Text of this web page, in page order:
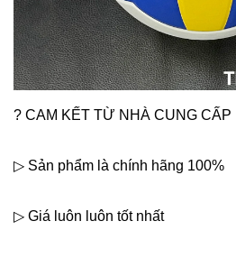
? CAM KẾT TỪ NHÀ CUNG CẤP
▷ Sản phẩm là chính hãng 100%
▷ Giá luôn luôn tốt nhất